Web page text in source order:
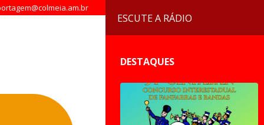
ESCUTE A RÁDIO
DESTAQUES